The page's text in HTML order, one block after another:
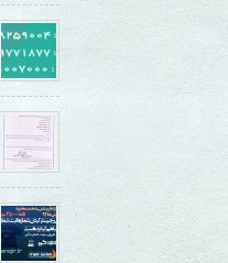
ژانویه 1, 2015,
بنا
به
ماه
۱۵,۲۹۰
سایت
نوامبر 9, 2014,